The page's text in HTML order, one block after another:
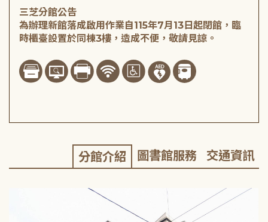
三芝分館公告
為辦理新館落成啟用作業自115年7月13日起閉館，臨
時櫃臺設置於同棟3樓，造成不便，敬請見諒。
分館介紹 圖書館服務 交通資訊